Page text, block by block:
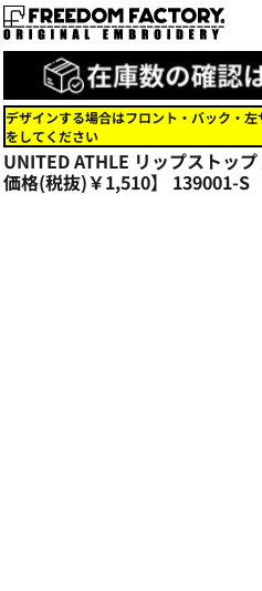
デザインする場合はフロント・バック・
をしてください
UNITED ATHLE リップストッ
価格(税抜)￥1,510】 139001-S